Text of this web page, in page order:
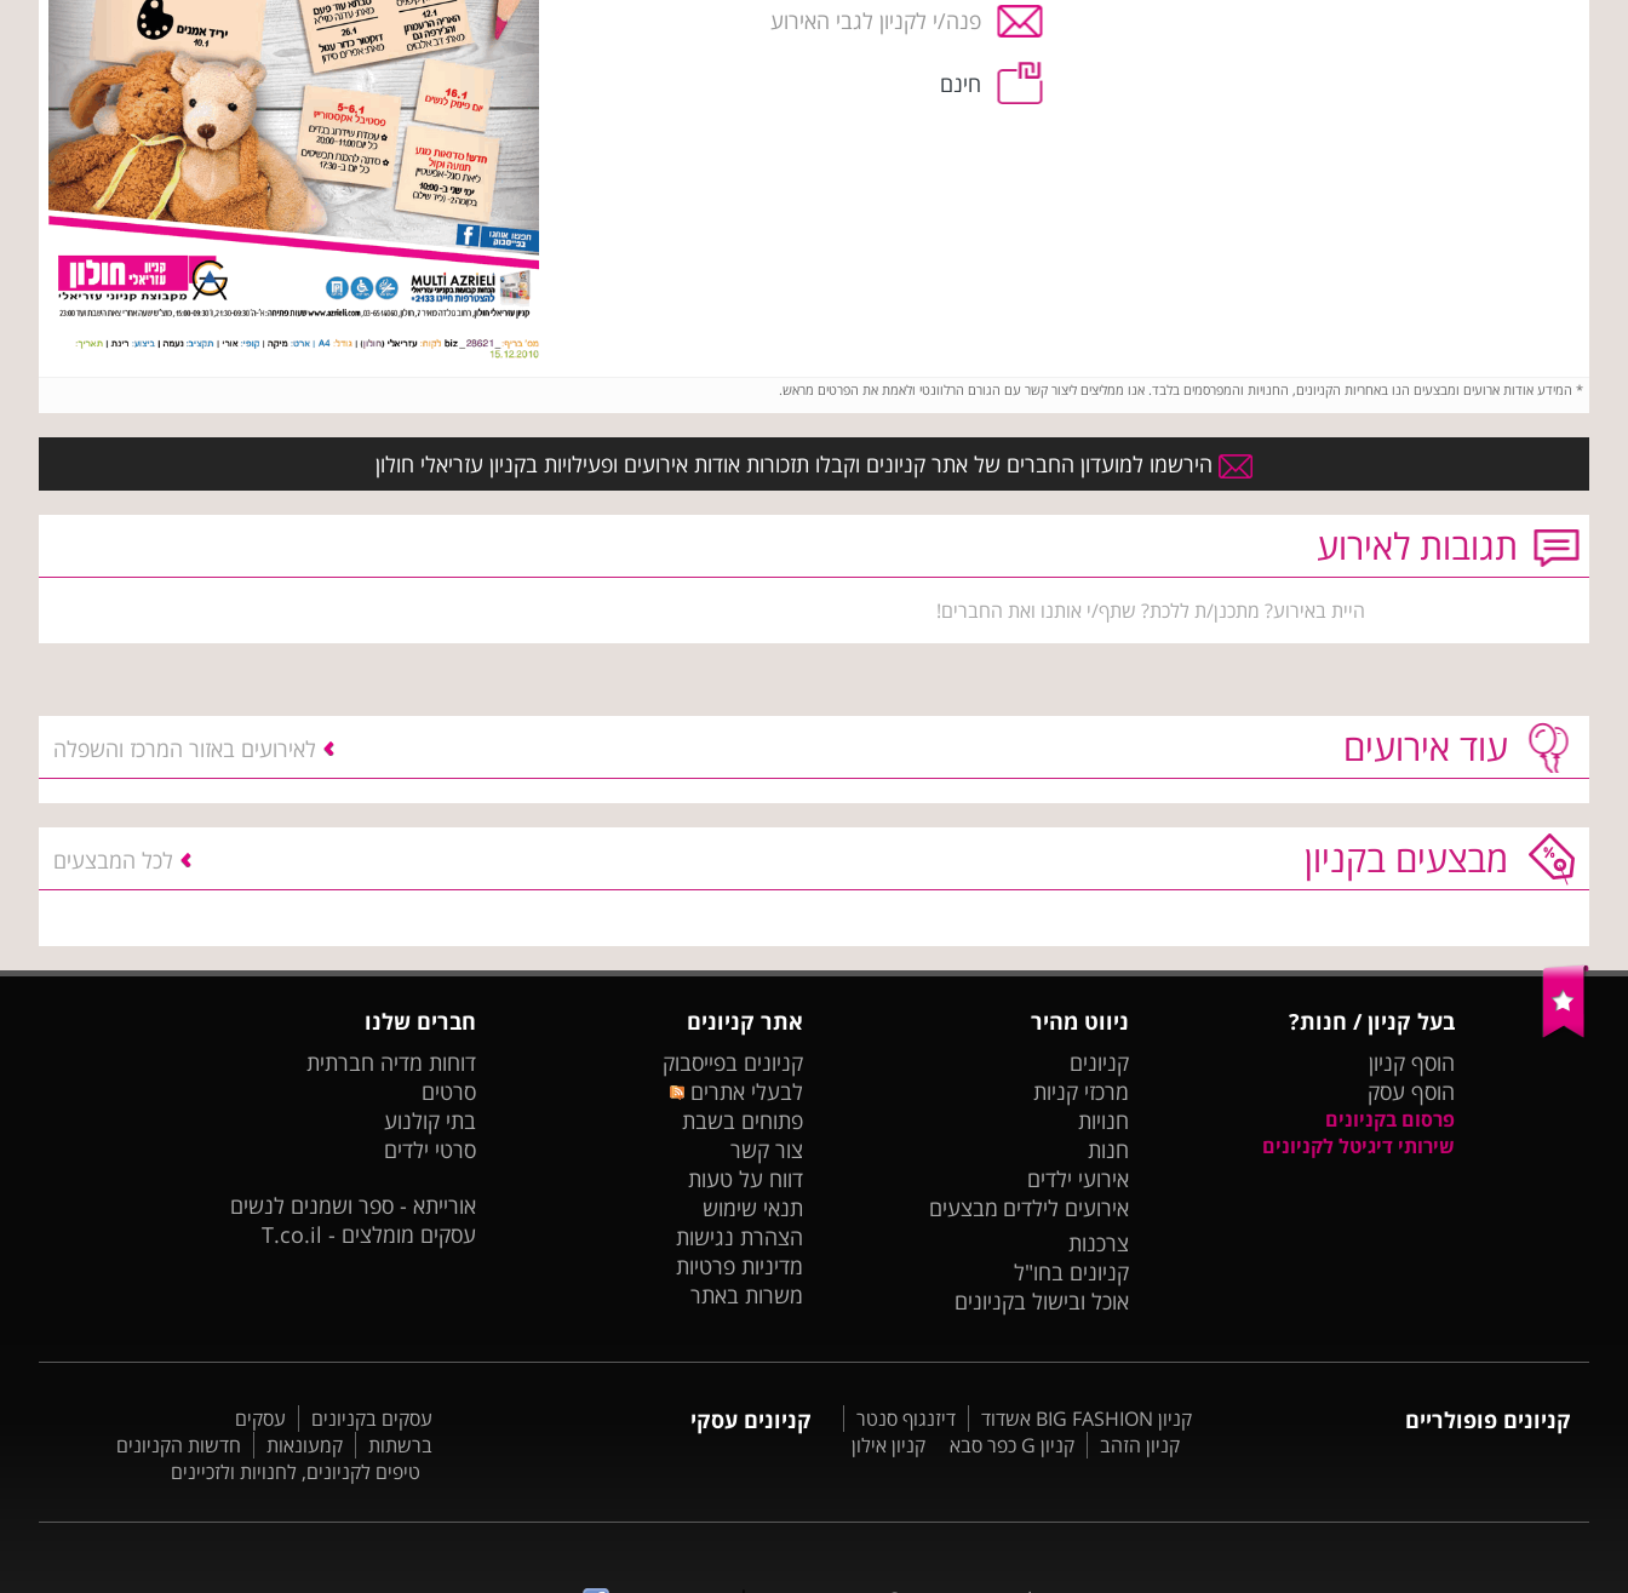
פנה/י לקניון לגבי האירוע
חינם
* המידע אודות ארועים ומבצעים הנו באחריות הקניונים, החנויות והמפרסמים בלבד. אנו ממליצים ליצור קשר עם הגורם הרלוונטי ולאמת את הפרטים מראש.
הירשמו למועדון החברים של אתר קניונים וקבלו תזכורות אודות אירועים ופעילויות בקניון עזריאלי חולון
תגובות לאירוע
היית באירוע? מתכנן/ת ללכת? שתף/י אותנו ואת החברים!
עוד אירועים לאירועים באזור המרכז והשפלה
מבצעים בקניון לכל המבצעים
בעל קניון / חנות?
הוסף קניון
הוסף עסק
פרסום בקניונים
שירותי דיגיטל לקניונים
ניווט מהיר
קניונים
מרכזי קניות
חנויות
חנות
אירועי ילדים
אירועים לילדים מבצעים
צרכנות
קניונים בחו"ל
אוכל ובישול בקניונים
אתר קניונים
קניונים בפייסבוק
לבעלי אתרים
פתוחים בשבת
צור קשר
דווח על טעות
תנאי שימוש
הצהרת נגישות
מדיניות פרטיות
משרות באתר
חברים שלנו
דוחות מדיה חברתית
סרטים
בתי קולנוע
סרטי ילדים
אורייתא - ספר ושמנים לנשים
עסקים מומלצים - T.co.il
קניונים פופולריים קניון BIG FASHION אשדוד
דיזנגוף סנטר
קניון הזהב
קניון G כפר סבא קניון אילון
קניונים עסקי עסקים בקניונים
עסקים
ברשתות
קמעונאות
חדשות הקניונים
טיפים לקניונים, לחנויות ולזכיינים